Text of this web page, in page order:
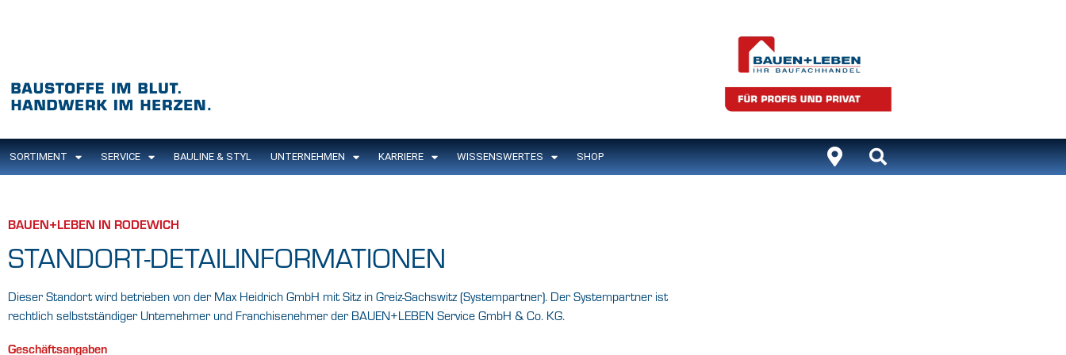
SORTIMENT SERVICE BAULINE & STYL UNTERNEHMEN KARRIERE WISSENSWERTES SHOP
BAUEN+LEBEN IN RODEWICH
STANDORT-DETAILINFORMATIONEN
Dieser Standort wird betrieben von der Max Heidrich GmbH mit Sitz in Greiz-Sachswitz (Systempartner). Der Systempartner ist
rechtlich selbstständiger Unternehmer und Franchisenehmer der BAUEN+LEBEN Service GmbH & Co. KG.
Geschäftsangaben